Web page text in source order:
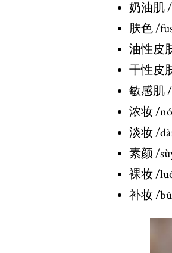
奶油肌
肤色 /
油性皮
干性皮
敏感肌 /
浓妆 /
淡妆 /
素颜 /
裸妆 /
补妆 /